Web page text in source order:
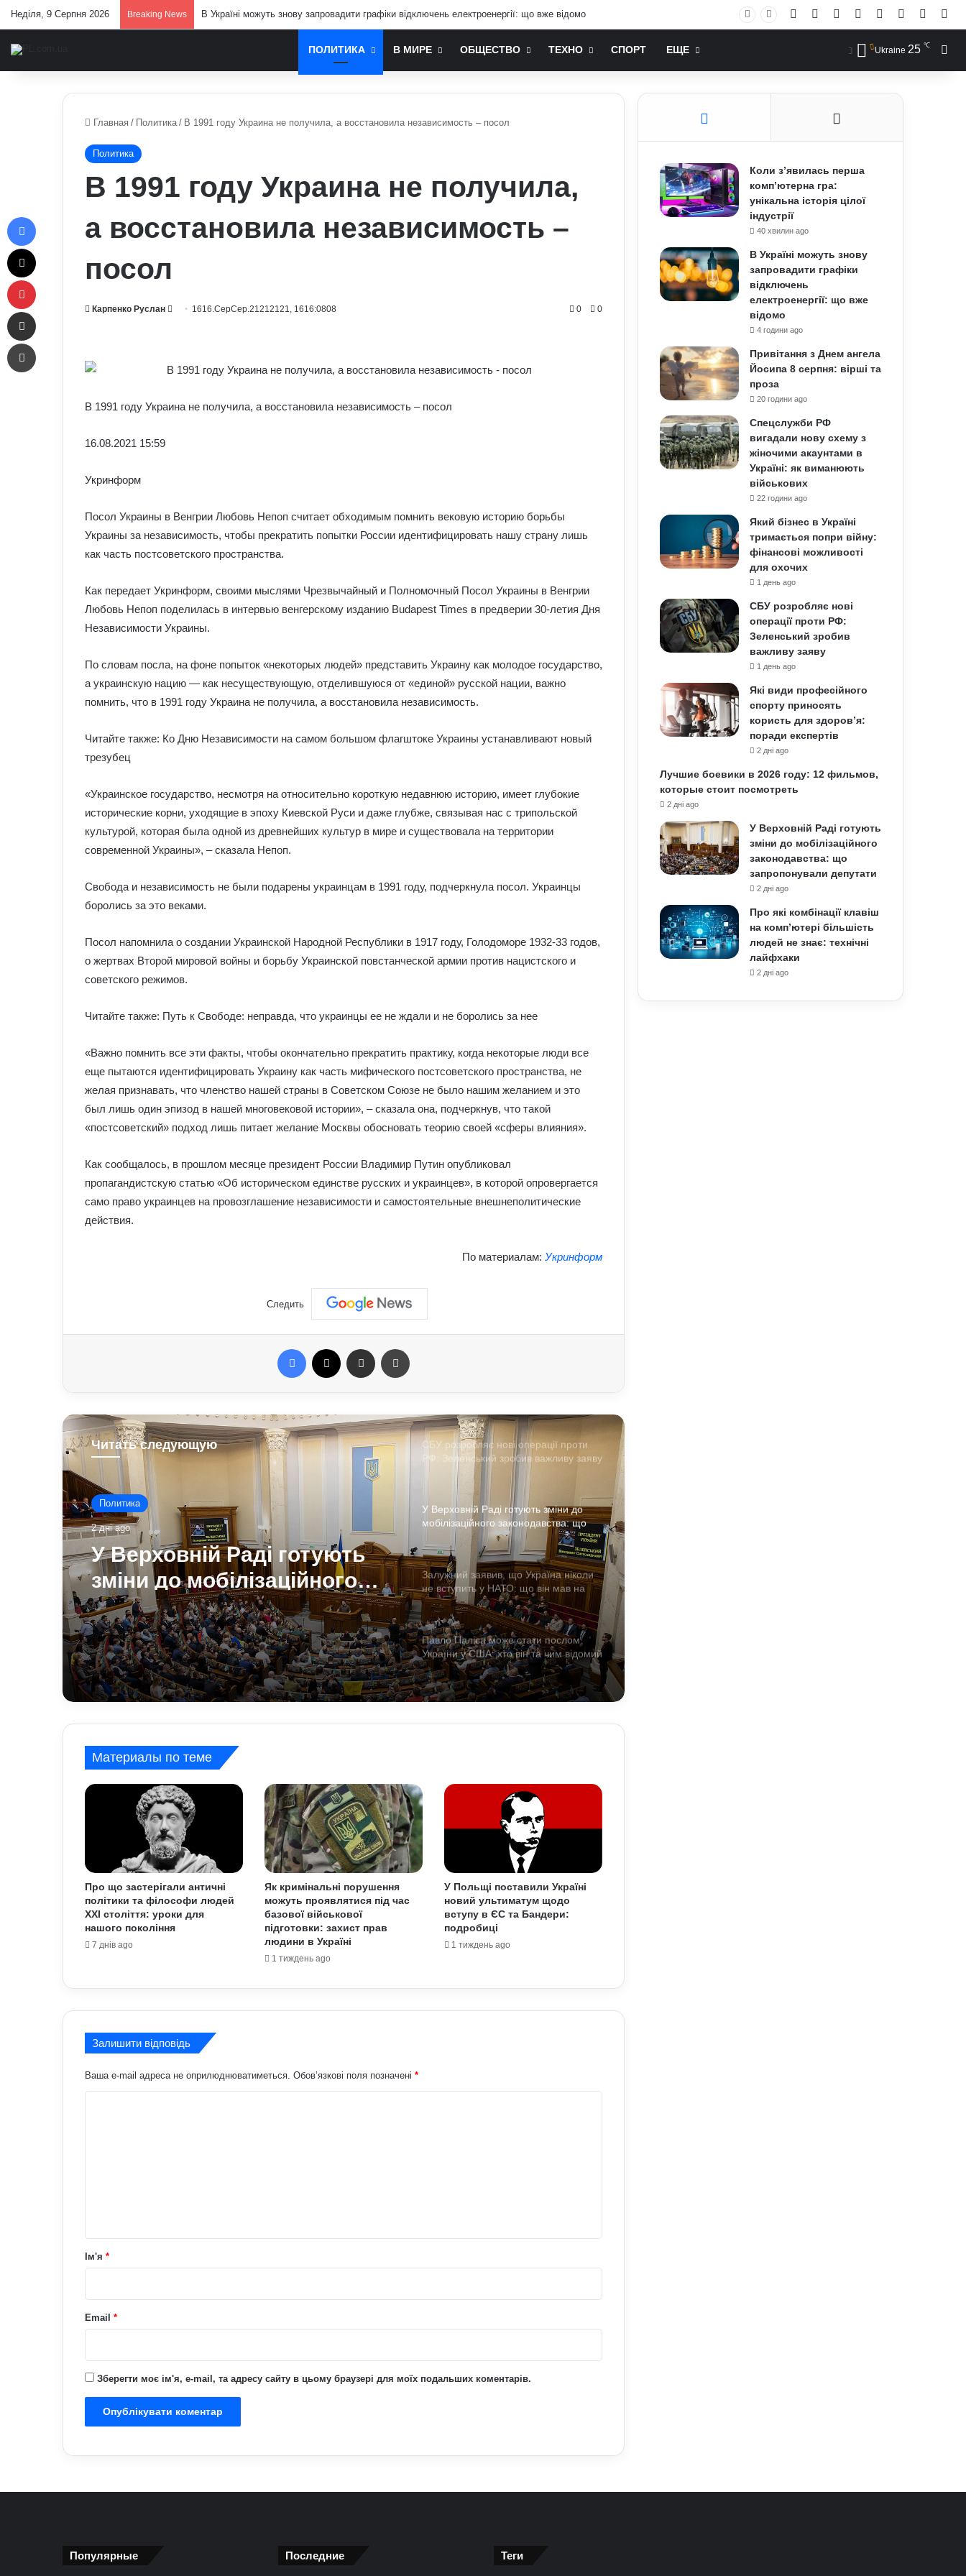
Неділя, 9 Серпня 2026 Breaking News В Україні можуть знову запровадити графіки відключень електроенергії: що вже відомо Facebook YouTubeInstagram
RSS Log In
ПОЛИТИКА В МИРЕ ОБЩЕСТВО ТЕХНО СПОРТ ЕЩЕ Ukraine 25 ℃
Главная / Политика / В 1991 году Украина не получила, а восстановила независимость – посол
Политика
В 1991 году Украина не получила,
а восстановила независимость –
посол
Карпенко Руслан
Send 1616.СерСер.21212121, 1616:0808 0 0
В 1991 году Украина не получила, а восстановила независимость – посол
16.08.2021 15:59
Укринформ
Посол Украины в Венгрии Любовь Непоп считает обходимым помнить вековую историю борьбы
Украины за независимость, чтобы прекратить попытки России идентифицировать нашу страну лишь
как часть постсоветского пространства.
Как передает Укринформ, своими мыслями Чрезвычайный и Полномочный Посол Украины в Венгрии
Любовь Непоп поделилась в интервью венгерскому изданию Budapest Times в предверии 30-летия Дня
Независимости Украины.
По словам посла, на фоне попыток «некоторых людей» представить Украину как молодое государство,
а украинскую нацию — как несуществующую, отделившуюся от «единой» русской нации, важно
помнить, что в 1991 году Украина не получила, а восстановила независимость.
Читайте также: Ко Дню Независимости на самом большом флагштоке Украины устанавливают новый
трезубец
«Украинское государство, несмотря на относительно короткую недавнюю историю, имеет глубокие
исторические корни, уходящие в эпоху Киевской Руси и даже глубже, связывая нас с трипольской
культурой, которая была одной из древнейших культур в мире и существовала на территории
современной Украины», – сказала Непоп.
Свобода и независимость не были подарены украинцам в 1991 году, подчеркнула посол. Украинцы
боролись за это веками.
Посол напомнила о cоздании Украинской Народной Республики в 1917 году, Голодоморе 1932-33 годов,
о жертвах Второй мировой войны и борьбу Украинской повстанческой армии против нацистского и
советского режимов.
Читайте также: Путь к Свободе: неправда, что украинцы ее не ждали и не боролись за нее
«Важно помнить все эти факты, чтобы окончательно прекратить практику, когда некоторые люди все
еще пытаются идентифицировать Украину как часть мифического постсоветского пространства, не
желая признавать, что членство нашей страны в Советском Союзе не было нашим желанием и это
был лишь один эпизод в нашей многовековой истории», – сказала она, подчеркнув, что такой
«постсоветский» подход лишь питает желание Москвы обосновать теорию своей «сферы влияния».
Как сообщалось, в прошлом месяце президент России Владимир Путин опубликовал
пропагандистскую статью «Об историческом единстве русских и украинцев», в которой опровергается
само право украинцев на провозглашение независимости и самостоятельные внешнеполитические
действия.
По материалам: Укринформ
Следить
Facebook Отправить e-mail
Читать следующую
Политика
2 дні ago
У Верховній Раді готують
зміни до мобілізаційного
законодавства: що
запропонували депутати
Умєрова звільнили з посади
посаду він отримав
У Зеленського нова пропозиція для
Путіна щодо перемир’я: подробиці
Чому демократія у різних країнах так
бригаду біля кордону з Україною: що
СБУ розробляє нові операції проти
РФ: Зеленський зробив важливу заяву
У Верховній Раді готують зміни до
мобілізаційного законодавства: що
запропонували депутати
Залужний заявив, що Україна ніколи
не вступить у НАТО: що він мав на
увазі
Павло Паліса може стати послом
України у США: хто він та чим відомий
Умєрова звільнили з посади
Путіна щодо перемир’я: подробиці
Чому демократія у різних країнах так
відрізняється: політологи про
функціональність держави
Білорусь формує десантно-штурмову
бригаду біля кордону з Україною: що
доповів Ільюкевич
не вступить у НАТО: що він мав на
Материалы по теме
Про що застерігали античні
політики та філософи людей
XXI століття: уроки для
нашого покоління
7 днів ago
Як кримінальні порушення
можуть проявлятися під час
базової військової
підготовки: захист прав
людини в Україні
1 тиждень ago
У Польщі поставили Україні
новий ультиматум щодо
вступу в ЄС та Бандери:
подробиці
1 тиждень ago
Залишити відповідь
Ваша e-mail адреса не оприлюднюватиметься. Обов’язкові поля позначені *
рІм'я *
Email *
Зберегти моє ім'я, e-mail, та адресу сайту в цьому браузері для моїх подальших коментарів.
Коли з’явилась перша
комп’ютерна гра:
унікальна історія цілої
індустрії
40 хвилин ago
В Україні можуть знову
запровадити графіки
відключень
електроенергії: що вже
відомо
4 години ago
Привітання з Днем ангела
Йосипа 8 серпня: вірші та
проза
20 години ago
Спецслужби РФ
вигадали нову схему з
жіночими акаунтами в
Україні: як виманюють
військових
22 години ago
Який бізнес в Україні
тримається попри війну:
фінансові можливості
для охочих
1 день ago
СБУ розробляє нові
операції проти РФ:
Зеленський зробив
важливу заяву
1 день ago
Які види професійного
спорту приносять
користь для здоров’я:
поради експертів
2 дні ago
Лучшие боевики в 2026 году: 12 фильмов,
которые стоит посмотреть
2 дні ago
У Верховній Раді готують
зміни до мобілізаційного
законодавства: що
запропонували депутати
2 дні ago
Про які комбінації клавіш
на комп’ютері більшість
людей не знає: технічні
лайфхаки
2 дні ago
Популярные Последние Теги